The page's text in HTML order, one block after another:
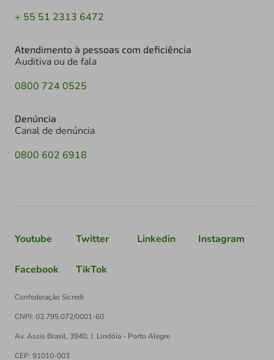
+ 55 51 2313 6472
Atendimento à pessoas com deficiência
Auditiva ou de fala
0800 724 0525
Denúncia
Canal de denúncia
0800 602 6918
Youtube Twitter Linkedin Instagram
Facebook TikTok
Confederação Sicredi
CNPJ: 03.795.072/0001-60
Av. Assis Brasil, 3940, J. Lindóia - Porto Alegre
CEP: 91010-003